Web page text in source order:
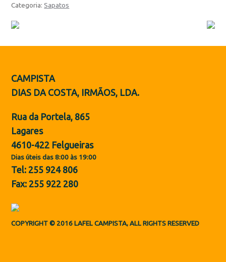
Botas de Criança
ES
Categoria:Sapatos
CAMPISTA
DIAS DA COSTA, IRMÃOS, LDA.
Rua da Portela, 865
Lagares
4610-422 Felgueiras
Dias úteis das 8:00 às 19:00
Tel: 255 924 806
Fax: 255 922 280
COPYRIGHT © 2016 LAFEL CAMPISTA, ALL RIGHTS RESERVED